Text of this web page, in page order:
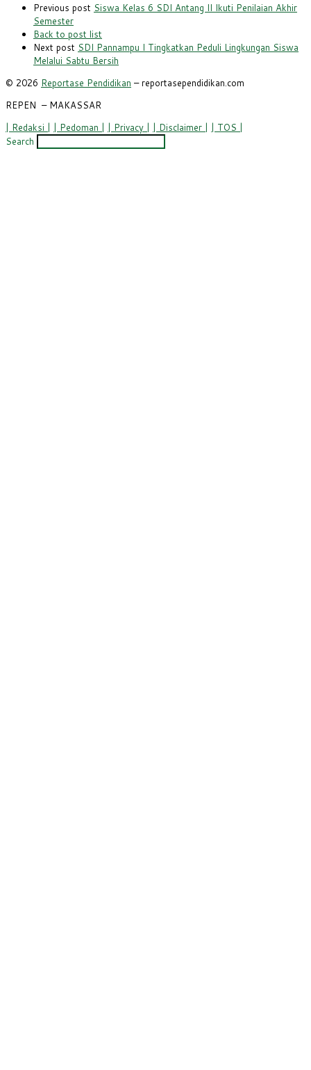
Previous post Siswa Kelas 6 SDI Antang II Ikuti Penilaian Akhir
Semester
Back to post list
Next post SDI Pannampu I Tingkatkan Peduli Lingkungan Siswa
Melalui Sabtu Bersih
© 2026 Reportase Pendidikan – reportasependidikan.com
REPEN – MAKASSAR
| Redaksi | | Pedoman | | Privacy | | Disclaimer | | TOS |
Search